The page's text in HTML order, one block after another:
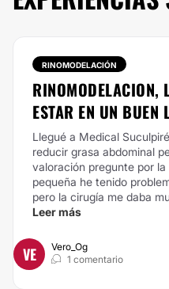
RINOMODELACIÓN
RINOMODELACION,
ESTAR EN UN BUEN
Llegué a Medical
reducir grasa abdominal
valoración pregunte por
pequeña he tenido
pero la cirugía me daba
Leer más
VE
Vero_Og
1 comentario